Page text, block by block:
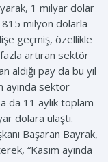
1 milyar dolar
815 milyon dolarla
geçmiş, özellikle
fazla artıran sektör
aldığı pay da bu yıl
ayında sektör
da 11 aylık toplam
dolara ulaştı.
Başaran Bayrak,
“Kasım ayında